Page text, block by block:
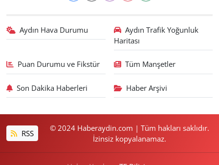
Aydın Hava Durumu
Aydın Trafik Yoğunluk
Haritası
Puan Durumu ve Fikstür Tüm Manşetler
Son Dakika Haberleri Haber Arşivi
RSS
© 2024 Haberaydin.com | Tüm hakları saklıdır.
İzinsiz kopyalanamaz.